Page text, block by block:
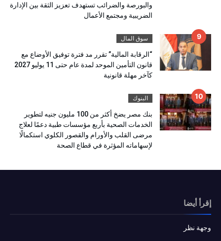
والبورصة والضرائب تستهدف تعزيز الثقة بين الإدارة
الضريبية ومجتمع الأعمال
سوق المال
“الرقابة المالية” تقرر مد فترة توفيق الأوضاع مع
قانون التأمين الموحد لمدة عام حتى 11 يوليو 2027
كآخر مهلة قانونية
البنوك
بنك مصر يضخ أكثر من 100 مليون جنيه لتطوير
الخدمات الصحية بأربع مؤسسات طبية دعمًا لعلاج
مرضى القلب والأورام والقصور الكلوي استكمالًا
لإسهاماته المؤثرة في قطاع الصحة
إقرأ أيضا
وجهة نظر